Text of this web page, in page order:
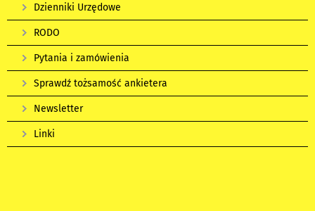
Dzienniki Urzędowe
RODO
Pytania i zamówienia
Sprawdź tożsamość ankietera
Newsletter
Linki